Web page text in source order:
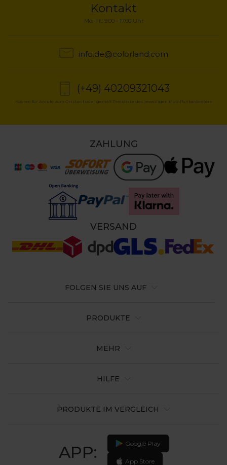
Kontakt
Mo.-Fr.: 9.00 - 17.00 Uhr
info.de@colorland.com
(+49) 40209321043
Kosten für Anrufe zum Ortstarif oder gemäß Preisliste des jeweiligen Mobilfunkanbieters
PRODUKTE
MEHR
HILFE
PRODUKTE IM VERGLEICH
APP: Google Play
App Store
FOLGEN SIE UNS AUF
ZAHLUNG
VERSAND